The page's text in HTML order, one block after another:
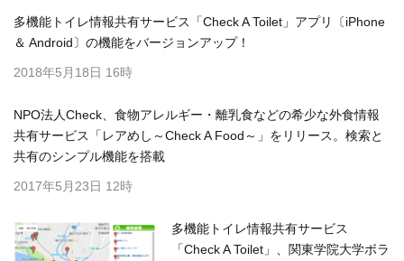
多機能トイレ情報共有サービス「Check A Toilet」アプリ〔iPhone
＆ Android〕の機能をバージョンアップ！
2018年5月18日 16時
NPO法人Check、食物アレルギー・離乳食などの希少な外食情報
共有サービス「レアめし～Check A Food～」をリリース。検索と
共有のシンプル機能を搭載
2017年5月23日 12時
多機能トイレ情報共有サービス
「Check A Toilet」、関東学院大学ボラ